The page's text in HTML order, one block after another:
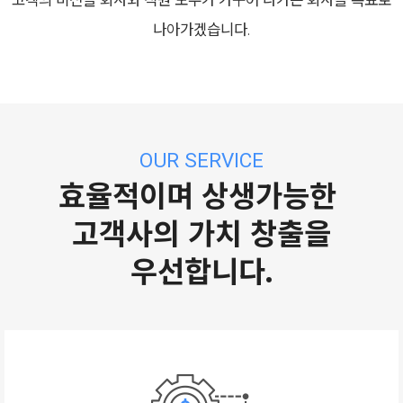
나아가겠습니다.
OUR SERVICE
효율적이며 상생가능한
고객사의 가치 창출을
우선합니다.